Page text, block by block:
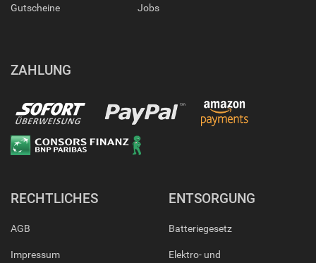
Gutscheine Jobs
ZAHLUNG
RECHTLICHES
AGB
Impressum
ENTSORGUNG
Batteriegesetz
Elektro- und